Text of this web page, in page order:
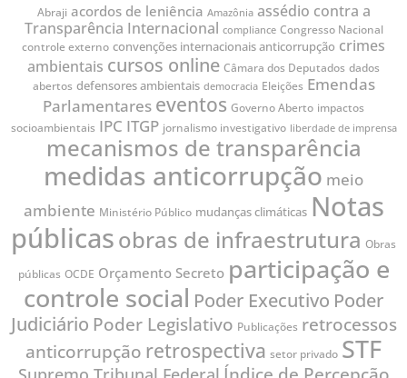
Abraji acordos de leniência Amazônia assédio contra a
Transparência Internacional compliance Congresso Nacional
controle externo convenções internacionais anticorrupção crimes
ambientais cursos online Câmara dos Deputados dados
abertos defensores ambientais democracia Eleições Emendas
Parlamentares eventos Governo Aberto impactos
socioambientais IPC ITGP jornalismo investigativo liberdade de imprensa
mecanismos de transparência
medidas anticorrupção meio
ambiente Ministério Público mudanças climáticas Notas
públicasobras de infraestrutura Obras
públicas OCDE Orçamento Secreto participação e
controle social Poder Executivo Poder
Judiciário Poder Legislativo Publicações retrocessos
anticorrupção retrospectiva setor privado STF